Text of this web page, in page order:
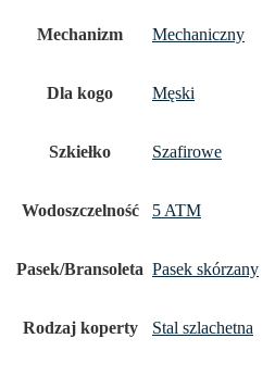
Mechanizm Mechaniczny
Dla kogo Męski
Szkiełko Szafirowe
Wodoszczelność 5 ATM
Pasek/Bransoleta Pasek skórzany
Rodzaj koperty Stal szlachetna